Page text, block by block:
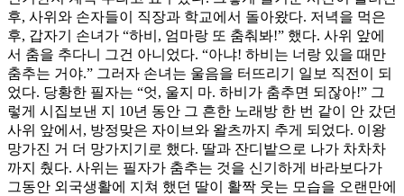
후, 사위와 손자들이 직장과 학교에서 돌아왔다. 저녁을 먹은
후, 갑자기 손녀가 “하비, 엄마랑 또 춤춰봐!” 했다. 사위 앞에
서 춤을 추다니 그건 아니었다. “아냐! 하비는 너랑 있을 때만
춤추는 거야.” 그러자 손녀는 울음을 터뜨리기 일보 직전이 되
었다. 당황한 필자는 “엇, 울지 마. 하비가 춤추면 되잖아!” 그
렇게 시집보낸 지 10년 동안 그 흔한 노래방 한 번 같이 안 갔던
사위 앞에서, 방정맞은 자이브와 왈츠까지 추게 되었다. 이왕
망가진 거 더 망가지기로 했다. 딸과 잔디밭으로 나가 차차차
까지 췄다. 사위는 필자가 춤추는 것을 신기하게 바라보다가
그동안 외국생활에 지쳐 했던 딸이 활짝 웃는 모습을 오랜만에